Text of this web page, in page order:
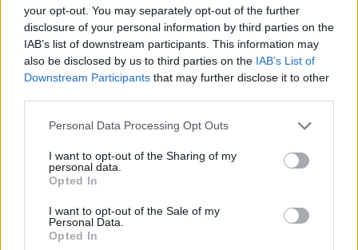
your opt-out. You may separately opt-out of the further
disclosure of your personal information by third parties on the
IAB’s list of downstream participants. This information may
also be disclosed by us to third parties on the IAB’s List of
Downstream Participants that may further disclose it to other
Please note that this website/app uses one or more Google
not limited to your visit or usage behaviour. You may click to
grant or deny consent to Google and its third-party tags to
use your data for below specified purposes in below Google
consent section.
Personal Data Processing Opt Outs
I want to opt-out of the Sharing of my
personal data.
Opted In
I want to opt-out of the Sale of my
Personal Data.
Opted In
Continua a leggere
FINANZA